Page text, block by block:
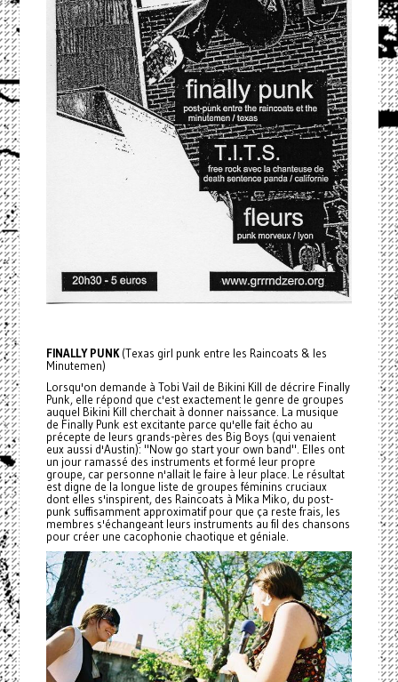
FINALLY PUNK(Texas girl punk entre les Raincoats & les
Minutemen)
Lorsqu'on demande à Tobi Vail de Bikini Kill de décrire Finally
Punk, elle répond que c'est exactement le genre de groupes
auquel Bikini Kill cherchait à donner naissance. La musique
de Finally Punk est excitante parce qu'elle fait écho au
précepte de leurs grands-pères des Big Boys (qui venaient
eux aussi d'Austin): "Now go start your own band". Elles ont
un jour ramassé des instruments et formé leur propre
groupe, car personne n'allait le faire à leur place. Le résultat
est digne de la longue liste de groupes féminins cruciaux
dont elles s'inspirent, des Raincoats à Mika Miko, du post-
punk suffisamment approximatif pour que ça reste frais, les
membres s'échangeant leurs instruments au fil des chansons
pour créer une cacophonie chaotique et géniale.